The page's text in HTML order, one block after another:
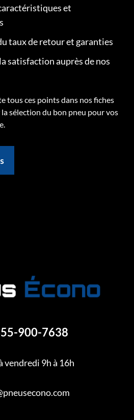
et
taux de retour et garanties
satisfaction auprès de nos
tous ces points dans nos fiches
sélection du bon pneu pour vos
900-7638
vendredi 9h à 16h